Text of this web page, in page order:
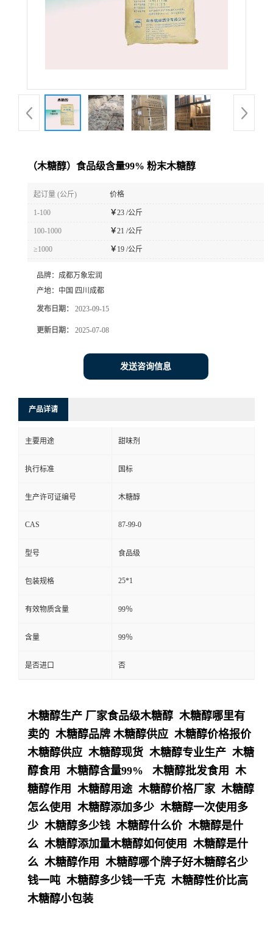
（木糖醇）食品级含量99% 粉末木糖醇
起订量 (公斤) 价格
1-100 ￥23 /公斤
100-1000 ￥21 /公斤
≥1000 ￥ 19 /公斤
品牌： 成都万象宏润
产地： 中国 四川成都
发布日期： 2023-09-15
更新日期： 2025-07-08
发送咨询信息
产品详请
主要用途 甜味剂
执行标准 国标
生产许可证编号 木糖醇
CAS 87-99-0
型号 食品级
包装规格 25*1
有效物质含量 99％
含量 99％
是否进口 否
木糖醇生产 厂家食品级木糖醇 木糖醇哪里有
卖的 木糖醇品牌 木糖醇供应 木糖醇价格报价
木糖醇供应 木糖醇现货 木糖醇专业生产 木糖
醇食用 木糖醇含量99% 木糖醇批发食用 木
糖醇作用 木糖醇用途 木糖醇价格厂家 木糖醇
怎么使用 木糖醇添加多少 木糖醇一次使用多
少 木糖醇多少钱 木糖醇什么价 木糖醇是什
么 木糖醇添加量木糖醇如何使用 木糖醇是什
么 木糖醇作用 木糖醇哪个牌子好木糖醇名少
钱一吨 木糖醇多少钱一千克 木糖醇性价比高
木糖醇小包装